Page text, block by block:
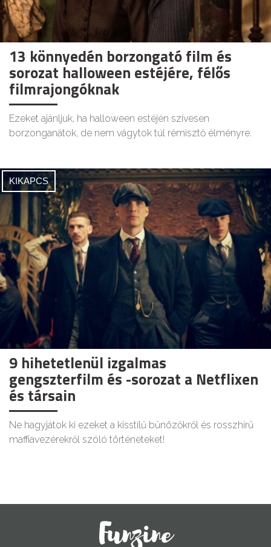
13 könnyedén borzongató film és
sorozat halloween estéjére, félős
filmrajongóknak
Ezeket ajánljuk, ha halloween estéjén szívesen
borzonganátok, de nem vágytok túl rémisztő élményre.
KIKAPCS
9 hihetetlenül izgalmas
gengszterfilm és -sorozat a Netflixen
és társain
Ne hagyjátok ki ezeket a kisstílű bűnözőkről és rosszhírű
maffiavezérekről szóló történeteket!